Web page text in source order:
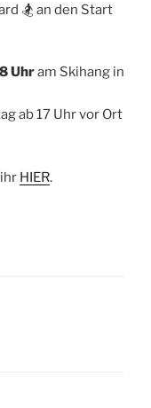
🏂 an den Start
Uhram Skihang in
ab 17 Uhr vor Ort
HIER.